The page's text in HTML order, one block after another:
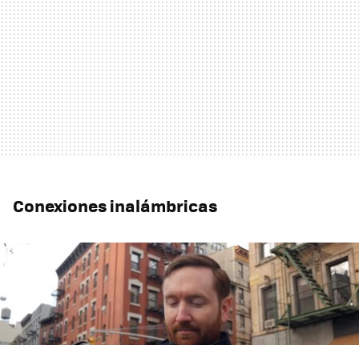
Conexiones inalámbricas